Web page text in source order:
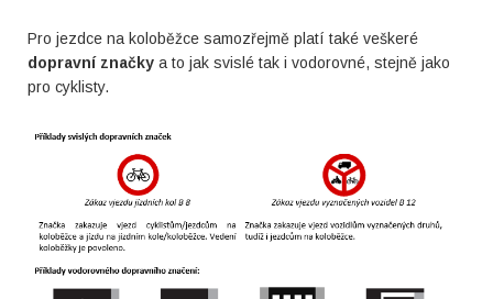
Pro jezdce na koloběžce samozřejmě platí také veškeré
dopravní značky a to jak svislé tak i vodorovné, stejně jako
pro cyklisty.